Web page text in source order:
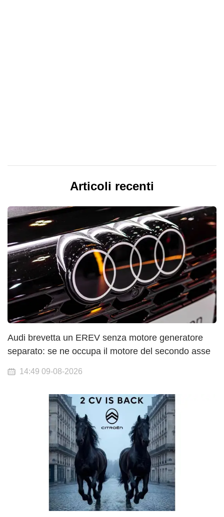
Articoli recenti
Audi brevetta un EREV senza motore generatore
separato: se ne occupa il motore del secondo asse
14:49 09-08-2026